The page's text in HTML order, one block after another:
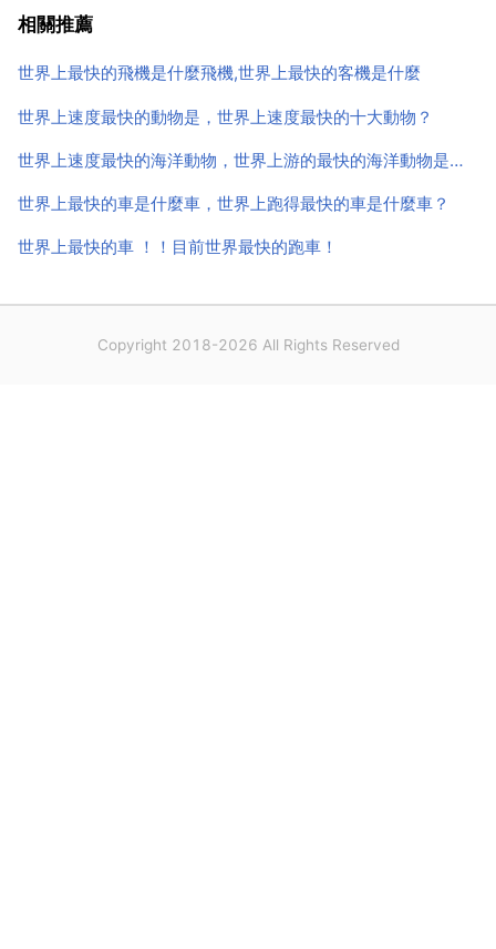
米決賽中，博爾特以9秒58獲得冠軍，並再次大幅度重
相關推薦
世界上最快的飛機是什麼飛機,世界上最快的客機是什麼
世界上速度最快的動物是，世界上速度最快的十大動物？
世界上速度最快的海洋動物，世界上游的最快的海洋動物是什麼
世界上最快的車是什麼車，世界上跑得最快的車是什麼車？
世界上最快的車 ！！目前世界最快的跑車！
Copyright 2018-2026 All Rights Reserved